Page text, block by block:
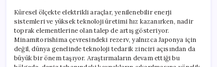
Küresel ölçekte elektrikli araçlar, yenilenebilir enerji
sistemleri ve yüksek teknoloji üretimi hız kazanırken, nadir
toprak elementlerine olan talep de artış gösteriyor.
Minamitorishima çevresindeki rezerv, yalnızca Japonya için
değil, dünya genelinde teknoloji tedarik zinciri açısından da
büyük bir önem taşıyor. Araştırmaların devam ettiği bu